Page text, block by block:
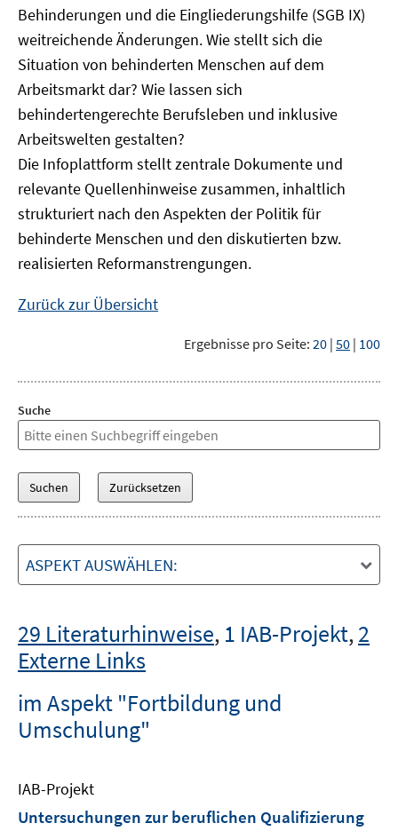
Behinderungen und die Eingliederungshilfe (SGB IX)
weitreichende Änderungen. Wie stellt sich die
Situation von behinderten Menschen auf dem
Arbeitsmarkt dar? Wie lassen sich
behindertengerechte Berufsleben und inklusive
Arbeitswelten gestalten?
Die Infoplattform stellt zentrale Dokumente und
relevante Quellenhinweise zusammen, inhaltlich
strukturiert nach den Aspekten der Politik für
behinderte Menschen und den diskutierten bzw.
realisierten Reformanstrengungen.
Zurück zur Übersicht
Ergebnisse pro Seite: 20 | 50 | 100
Suche
ASPEKT AUSWÄHLEN:
29 Literaturhinweise, 1 IAB-Projekt,2
Externe Links
im Aspekt "Fortbildung und
Umschulung"
IAB-Projekt
Untersuchungen zur beruflichen Qualifizierung